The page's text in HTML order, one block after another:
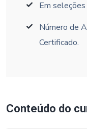
Em
Número de
Certificado.
Conteúdo do